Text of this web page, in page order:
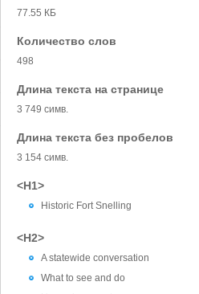
77.55 КБ
Количество слов
498
Длина текста на странице
3 749 симв.
Длина текста без пробелов
3 154 симв.
<H1>
Historic Fort Snelling
<H2>
A statewide conversation
What to see and do